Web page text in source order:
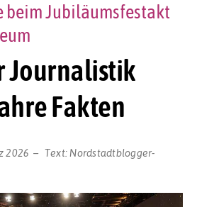
Journalistik
Fakten
beim Jubiläumsfestakt
2026 Text: Nordstadtblogger-